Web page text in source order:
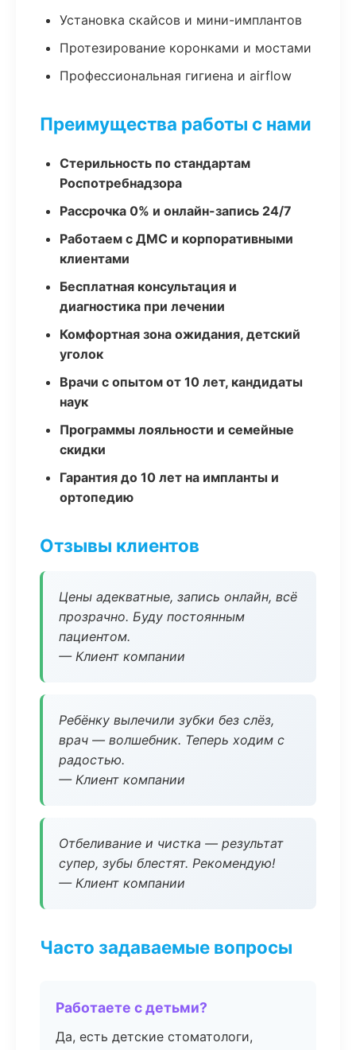
Установка скайсов и мини-имплантов
Протезирование коронками и мостами
Профессиональная гигиена и airflow
Преимущества работы с нами
Стерильность по стандартам
Роспотребнадзора
Рассрочка 0% и онлайн-запись 24/7
Работаем с ДМС и корпоративными
клиентами
Бесплатная консультация и
диагностика при лечении
Комфортная зона ожидания, детский
уголок
Врачи с опытом от 10 лет, кандидаты
наук
Программы лояльности и семейные
скидки
Гарантия до 10 лет на импланты и
ортопедию
Отзывы клиентов
Цены адекватные, запись онлайн, всё
прозрачно. Буду постоянным
пациентом.
— Клиент компании
Ребёнку вылечили зубки без слёз,
врач — волшебник. Теперь ходим с
радостью.
— Клиент компании
Отбеливание и чистка — результат
супер, зубы блестят. Рекомендую!
— Клиент компании
Часто задаваемые вопросы
Работаете с детьми?
Да, есть детские стоматологи,